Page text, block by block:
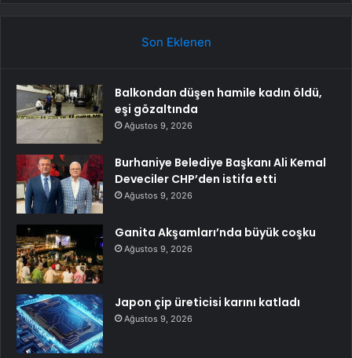
Son Eklenen
Balkondan düşen hamile kadın öldü,
eşi gözaltında
Ağustos 9, 2026
Burhaniye Belediye Başkanı Ali Kemal
Deveciler CHP’den istifa etti
Ağustos 9, 2026
Ganita Akşamları’nda büyük coşku
Ağustos 9, 2026
Japon çip üreticisi karını katladı
Ağustos 9, 2026